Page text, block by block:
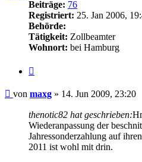
Beiträge: 76
Registriert: 25. Jan 2006,
Behörde:
Tätigkeit: Zollbeamter
Wohnort: bei Hamburg
Beitrag
von maxg » 14. Jun 2009, 23:20
thenotic82 hat geschrieben:
Wiederanpassung der
Jahressonderzahlung auf
2011 ist wohl mit drin.